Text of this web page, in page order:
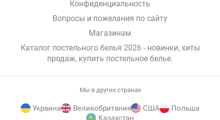
Конфиденциальность
Вопросы и пожелания по сайту
Магазинам
Каталог постельного белья 2026 - новинки, хиты
продаж, купить постельное белье.
Мы в других странах
Украина Великобритания США
Польша
Казахстан